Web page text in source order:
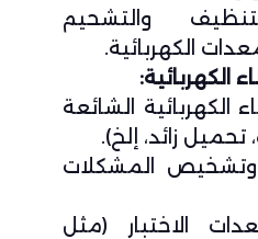
والتشحيم
الكهربائية.
الكهربائية:
الكهربائية الشائعة
تحميل زائد، إلخ).
وتشخيص المشكلات
الاختبار (مثل